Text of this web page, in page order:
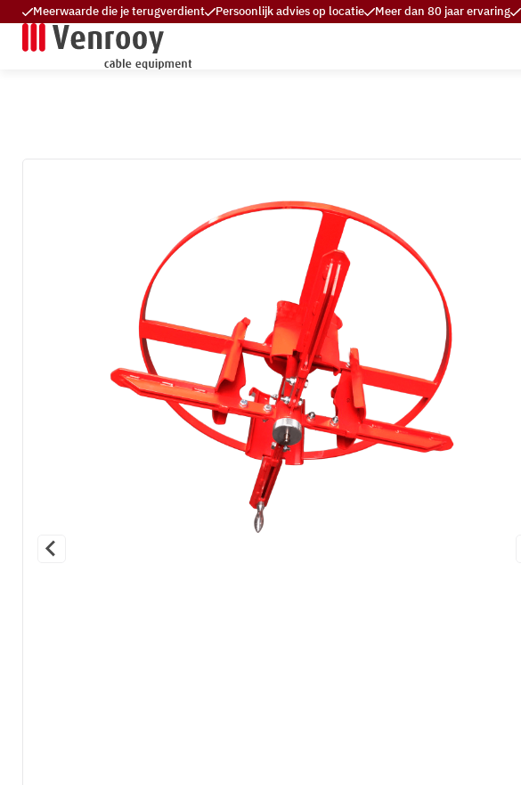
Meerwaarde die je terugverdient Persoonlijk advies op locatie Meer dan 80 jaar ervaring